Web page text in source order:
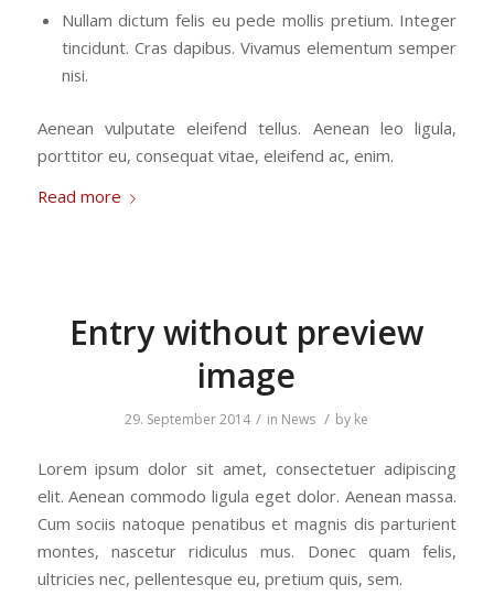
Nullam dictum felis eu pede mollis pretium. Integer
tincidunt. Cras dapibus. Vivamus elementum semper
nisi.
Aenean vulputate eleifend tellus. Aenean leo ligula,
porttitor eu, consequat vitae, eleifend ac, enim.
Read more
Entry without preview
image
29. September 2014 / in News / by ke
Lorem ipsum dolor sit amet, consectetuer adipiscing
elit. Aenean commodo ligula eget dolor. Aenean massa.
Cum sociis natoque penatibus et magnis dis parturient
montes, nascetur ridiculus mus. Donec quam felis,
ultricies nec, pellentesque eu, pretium quis, sem.